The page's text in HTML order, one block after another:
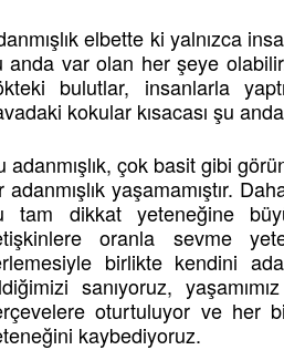
elbette ki yalnızca
anda var olan her şeye
bulutlar, insanlarla
kokular kısacası şu
adanmışlık, çok basit gibi
adanmışlık yaşamamıştır.
tam dikkat yeteneğine
oranla sevme
birlikte kendini
sanıyoruz,
oturtuluyor ve her
kaybediyoruz.